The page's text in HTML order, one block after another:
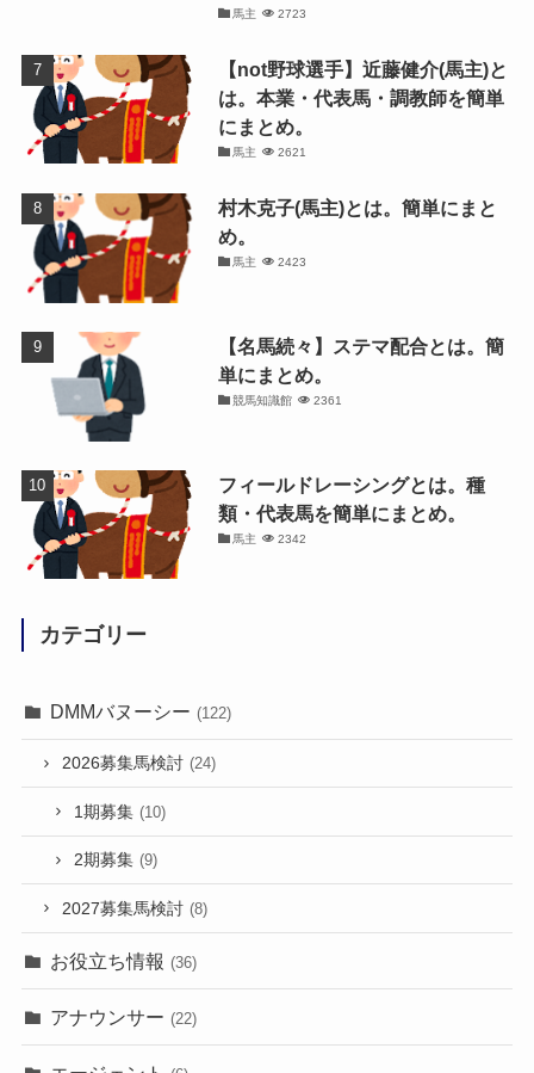
馬主 2723
【not野球選手】近藤健介(馬主)と
は。本業・代表馬・調教師を簡単
にまとめ。
馬主 2621
村木克子(馬主)とは。簡単にまと
め。
馬主 2423
【名馬続々】ステマ配合とは。簡
単にまとめ。
競馬知識館 2361
フィールドレーシングとは。種
類・代表馬を簡単にまとめ。
馬主 2342
カテゴリー
DMMバヌーシー (122)
2026募集馬検討 (24)
1期募集 (10)
2期募集 (9)
2027募集馬検討 (8)
お役立ち情報 (36)
アナウンサー (22)